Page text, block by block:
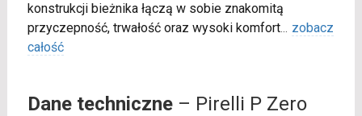
konstrukcji bieżnika łączą w sobie znakomitą
przyczepność, trwałość oraz wysoki komfort... zobacz
całość
Dane techniczne– Pirelli P Zero